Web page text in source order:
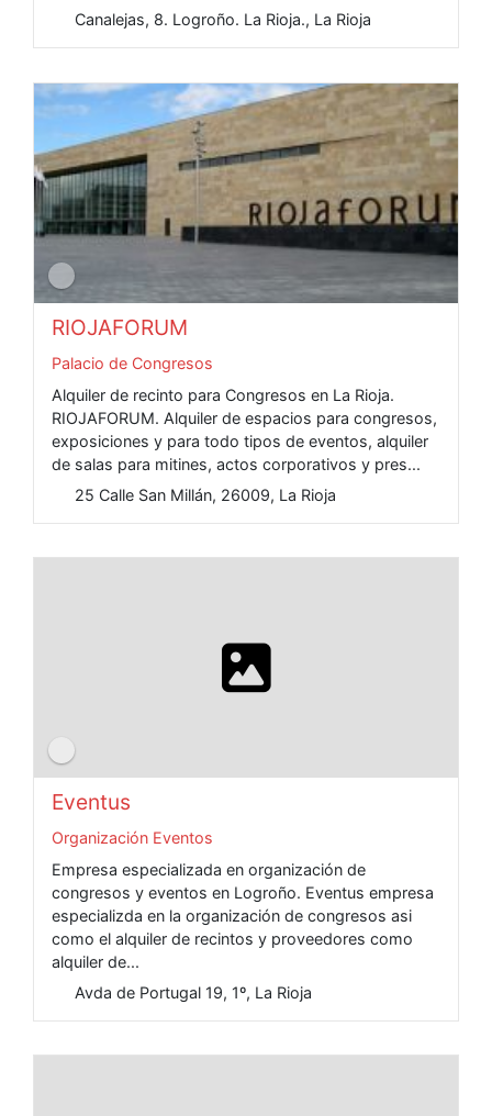
Canalejas, 8. Logroño. La Rioja., La Rioja
RIOJAFORUM
Palacio de Congresos
Alquiler de recinto para Congresos en La Rioja.
RIOJAFORUM. Alquiler de espacios para congresos,
exposiciones y para todo tipos de eventos, alquiler
de salas para mitines, actos corporativos y pres...
25 Calle San Millán, 26009, La Rioja
Eventus
Organización Eventos
Empresa especializada en organización de
congresos y eventos en Logroño. Eventus empresa
especializda en la organización de congresos asi
como el alquiler de recintos y proveedores como
alquiler de...
Avda de Portugal 19, 1º, La Rioja